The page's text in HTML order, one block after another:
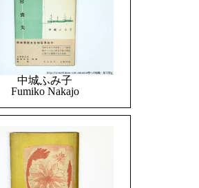
中城ふみ子
Fumiko Nakajo